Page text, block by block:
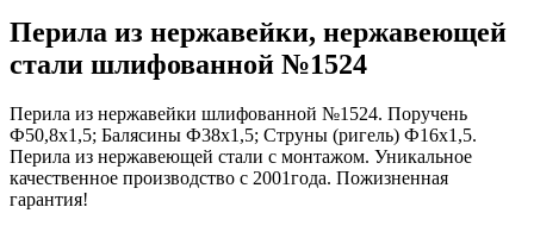
Перила из нержавейки, нержавеющей
стали шлифованной №1524
Перила из нержавейки шлифованной №1524. Поручень
Ф50,8х1,5; Балясины Ф38х1,5; Струны (ригель) Ф16х1,5.
Перила из нержавеющей стали с монтажом. Уникальное
качественное производство с 2001года. Пожизненная
гарантия!